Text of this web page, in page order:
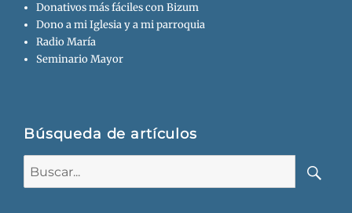
Donativos más fáciles con Bizum
Dono a mi Iglesia y a mi parroquia
Radio María
Seminario Mayor
Búsqueda de artículos